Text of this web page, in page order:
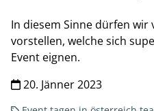
In diesem Sinne dürfen
vorstellen, welche sich
Event eignen.
20. Jänner 2023